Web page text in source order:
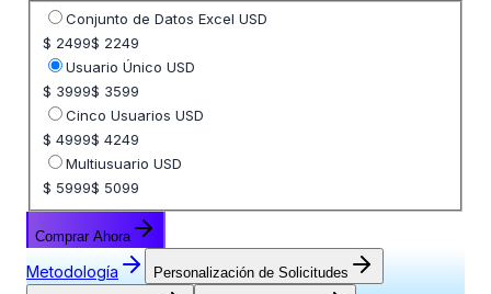
Seleccione opción de precio
Conjunto de Datos Excel USD
$ 2499$ 2249
Usuario Único USD
$ 3999$ 3599
Cinco Usuarios USD
$ 4999$ 4249
Multiusuario USD
$ 5999$ 5099
Comprar Ahora
Metodología Personalización de Solicitudes